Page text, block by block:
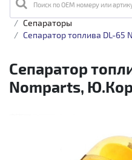
Поиск по OEM номеру или
Главная Каталог товаров
Сепараторы
Сепаратор топлива DL-65
Сепаратор
Nomparts,